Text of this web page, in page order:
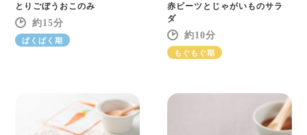
とりごぼうおこのみ
15
ぱくぱく期
赤ビーツとじゃがいものサラ
ダ
10
もぐもぐ期